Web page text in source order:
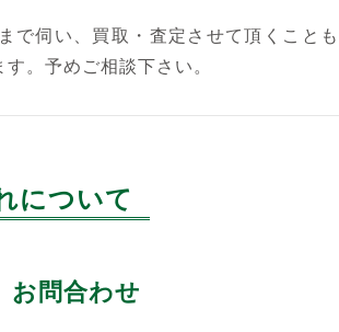
で伺い、買取・査定させて頂くことも
。予めご相談下さい。
について
お問合わせ